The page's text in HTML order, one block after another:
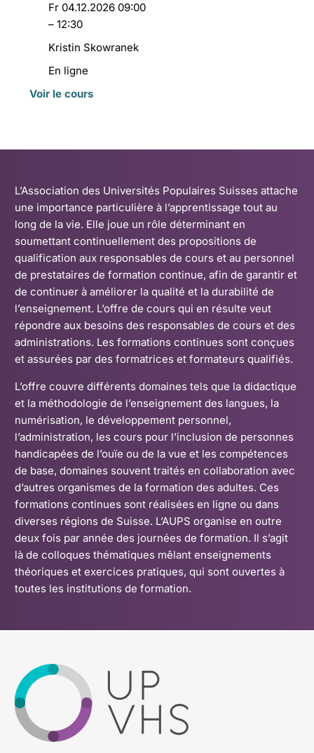
Date
horaires:
Fr 04.12.2026 09:00
– 12:30
Directeurs
Kristin Skowranek
LieuEn ligne
Voir le cours
L’Association des Universités Populaires Suisses attache
une importance particulière à l’apprentissage tout au
long de la vie. Elle joue un rôle déterminant en
soumettant continuellement des propositions de
qualification aux responsables de cours et au personnel
de prestataires de formation continue, afin de garantir et
de continuer à améliorer la qualité et la durabilité de
l’enseignement. L’offre de cours qui en résulte veut
répondre aux besoins des responsables de cours et des
administrations. Les formations continues sont conçues
et assurées par des formatrices et formateurs qualifiés.
L’offre couvre différents domaines tels que la didactique
et la méthodologie de l’enseignement des langues, la
numérisation, le développement personnel,
l’administration, les cours pour l’inclusion de personnes
handicapées de l’ouïe ou de la vue et les compétences
de base, domaines souvent traités en collaboration avec
d’autres organismes de la formation des adultes. Ces
formations continues sont réalisées en ligne ou dans
diverses régions de Suisse. L’AUPS organise en outre
deux fois par année des journées de formation. Il s’agit
là de colloques thématiques mêlant enseignements
théoriques et exercices pratiques, qui sont ouvertes à
toutes les institutions de formation.